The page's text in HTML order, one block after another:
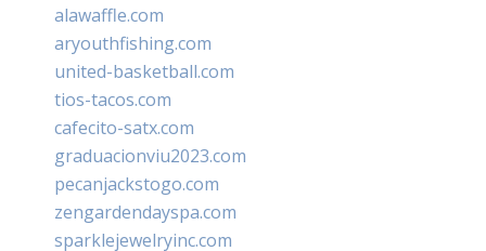
alawaffle.com
aryouthfishing.com
united-basketball.com
tios-tacos.com
cafecito-satx.com
graduacionviu2023.com
pecanjackstogo.com
zengardendayspa.com
sparklejewelryinc.com